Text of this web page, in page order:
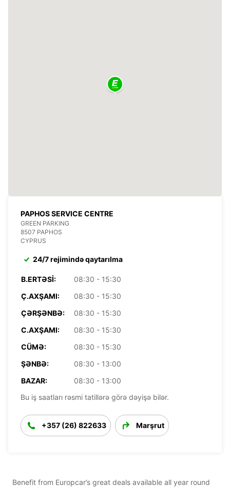
PAPHOS SERVICE CENTRE
GREEN PARKING
8507 PAPHOS
CYPRUS
24/7 rejimində qaytarılma
B.ERTƏSI:
08:30 - 15:30
Ç.AXŞAMI:
08:30 - 15:30
ÇƏRŞƏNBƏ:
08:30 - 15:30
C.AXŞAMI:
08:30 - 15:30
CÜMƏ:
08:30 - 15:30
ŞƏNBƏ:
08:30 - 13:00
BAZAR:
08:30 - 13:00
Bu iş saatları rəsmi tatillərə görə dəyişə bilər.
+357 (26) 822633 Marşrut
Benefit from Europcar’s great deals available all year round